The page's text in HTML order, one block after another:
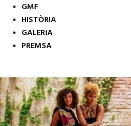
GMF
HISTÒRIA
GALERIA
PREMSA